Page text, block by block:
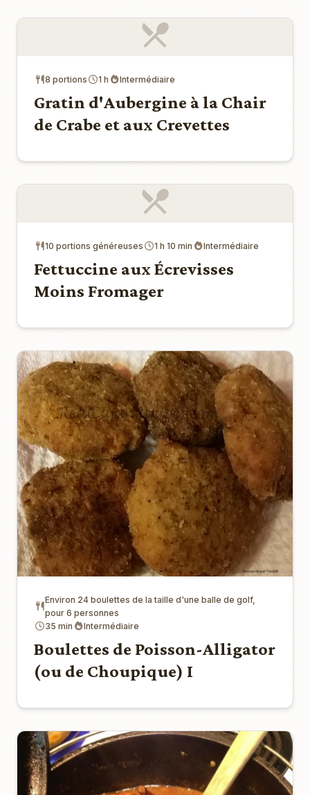
8 portions 1 h Intermédiaire
Gratin d'Aubergine à la Chair
de Crabe et aux Crevettes
10 portions généreuses 1 h 10 min Intermédiaire
Fettuccine aux Écrevisses
Moins Fromager
Environ 24 boulettes de la taille d'une balle de golf,
pour 6 personnes
35 min
Intermédiaire
Boulettes de Poisson-Alligator
(ou de Choupique) I